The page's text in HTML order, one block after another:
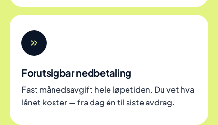
Forutsigbar nedbetaling
Fast månedsavgift hele løpetiden. Du vet hva
lånet koster — fra dag én til siste avdrag.